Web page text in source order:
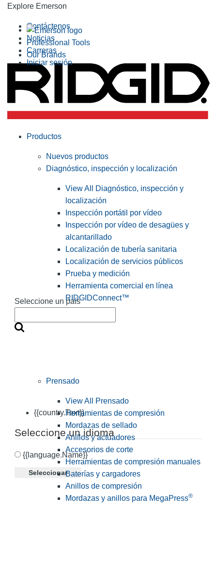
Explore Emerson
Professional Tools
Our Brands
Contáctenos
Noticias
Carreras
Iniciar sesión
Seleccione un país
{{country.Text}}
Seleccione un idioma
{{language.Name}}
Seleccionar
Productos
Nuevos productos
Diagnóstico, inspección y localización
View All Diagnóstico, inspección y
localización
Inspección portátil por vídeo
Inspección por vídeo de desagües y
alcantarillado
Localización de tubería sanitaria
Localización de servicios públicos
Prueba y medición
Herramienta comercial en línea
RIDGIDConnect™
Prensado
View All Prensado
Herramientas de compresión
Mordazas de sellado
Anillos y actuadores
Accesorios de corte
Herramientas de compresión manuales
Baterías y cargadores
Anillos de compresión
Mordazas y anillos para MegaPress®